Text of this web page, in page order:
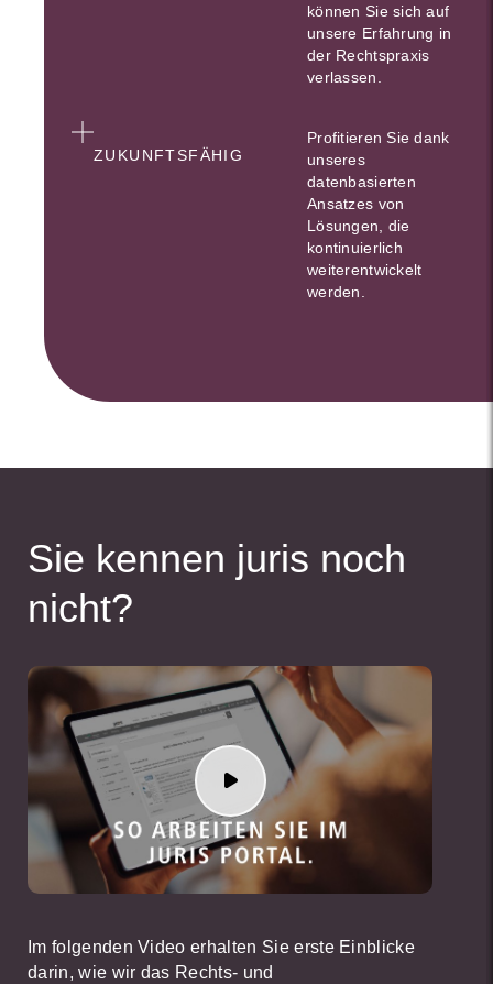
können Sie sich auf
unsere Erfahrung in
der Rechtspraxis
verlassen.
ZUKUNFTSFÄHIG
Profitieren Sie dank
unseres
datenbasierten
Ansatzes von
Lösungen, die
kontinuierlich
weiterentwickelt
werden.
Sie kennen juris noch
nicht?
Im folgenden Video erhalten Sie erste Einblicke
darin, wie wir das Rechts- und